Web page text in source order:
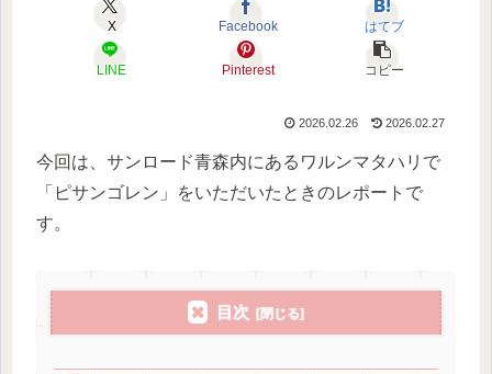
X Facebook はてブ
LINE Pinterest コピー
2026.02.26 2026.02.27
今回は、サンロード青森内にあるワルンマタハリで
「ピサンゴレン」をいただいたときのレポートで
す。
目次